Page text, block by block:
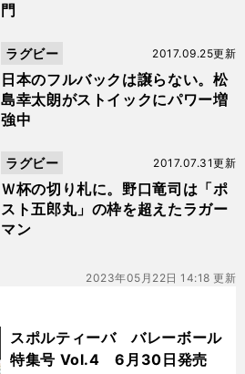
門
日本のフルバックは譲らない。松
島幸太朗がストイックにパワー増
強中
2017.09.25更新
ラグビー
Ｗ杯の切り札に。野口竜司は「ポ
スト五郎丸」の枠を超えたラガー
マン
2017.07.31更新
ラグビー
2023年05月22日 14:18 更新
スポルティーバ バレーボール
特集号 Vol.4 6月30日発売